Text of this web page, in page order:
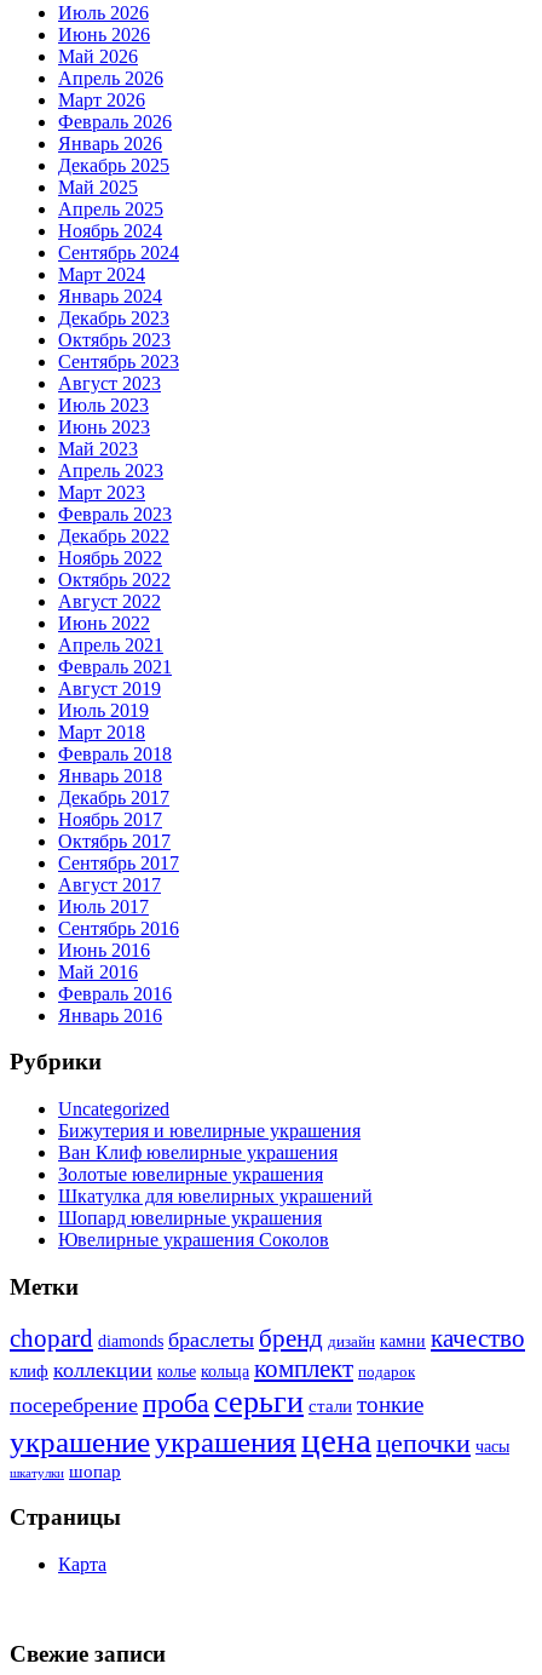
Июль 2026
Июнь 2026
Май 2026
Апрель 2026
Март 2026
Февраль 2026
Январь 2026
Декабрь 2025
Май 2025
Апрель 2025
Ноябрь 2024
Сентябрь 2024
Март 2024
Январь 2024
Декабрь 2023
Октябрь 2023
Сентябрь 2023
Август 2023
Июль 2023
Июнь 2023
Май 2023
Апрель 2023
Март 2023
Февраль 2023
Декабрь 2022
Ноябрь 2022
Октябрь 2022
Август 2022
Июнь 2022
Апрель 2021
Февраль 2021
Август 2019
Июль 2019
Март 2018
Февраль 2018
Январь 2018
Декабрь 2017
Ноябрь 2017
Октябрь 2017
Сентябрь 2017
Август 2017
Июль 2017
Сентябрь 2016
Июнь 2016
Май 2016
Февраль 2016
Январь 2016
Рубрики
Uncategorized
Бижутерия и ювелирные украшения
Ван Клиф ювелирные украшения
Золотые ювелирные украшения
Шкатулка для ювелирных украшений
Шопард ювелирные украшения
Ювелирные украшения Соколов
Метки
chopard diamonds браслеты бренд дизайн камни качество
клиф коллекции колье кольца комплект подарок
посеребрение проба серьги стали тонкие
украшениеукрашенияцена цепочки часы
шкатулки шопар
Страницы
Карта
Свежие записи